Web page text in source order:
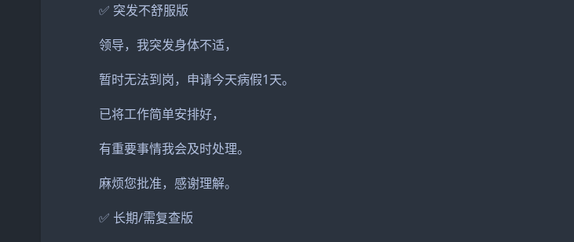
✅ 突发不舒服版
领导，我突发身体不适，
暂时无法到岗，申请今天病假1天。
已将工作简单安排好，
有重要事情我会及时处理。
麻烦您批准，感谢理解。
✅ 长期/需复查版